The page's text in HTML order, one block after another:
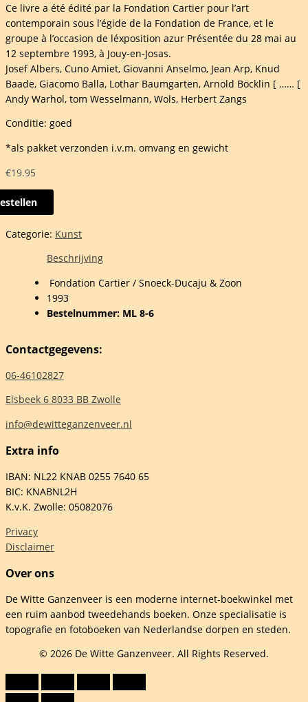
Ce livre a été édité par la Fondation Cartier pour l’art
contemporain sous l’égide de la Fondation de France, et le
groupe à l’occasion de léxposition azur Présentée du 28 mai au
12 septembre 1993, à Jouy-en-Josas.
Josef Albers, Cuno Amiet, Giovanni Anselmo, Jean Arp, Knud
Baade, Giacomo Balla, Lothar Baumgarten, Arnold Böcklin [ …… [
Andy Warhol, tom Wesselmann, Wols, Herbert Zangs
Conditie: goed
*als pakket verzonden i.v.m. omvang en gewicht
€19.95
Categorie: Kunst
Beschrijving
Fondation Cartier / Snoeck-Ducaju & Zoon
1993
Bestelnummer: ML 8-6
Contactgegevens:
06-46102827
Elsbeek 6 8033 BB Zwolle
info@dewitteganzenveer.nl
Extra info
IBAN: NL22 KNAB 0255 7640 65
BIC: KNABNL2H
K.v.K. Zwolle: 05082076
Privacy
Disclaimer
Over ons
De Witte Ganzenveer is een moderne internet-boekwinkel met
een ruim aanbod tweedehands boeken. Onze specialisatie is
topografie en fotoboeken van Nederlandse dorpen en steden.
© 2026 De Witte Ganzenveer. All Rights Reserved.